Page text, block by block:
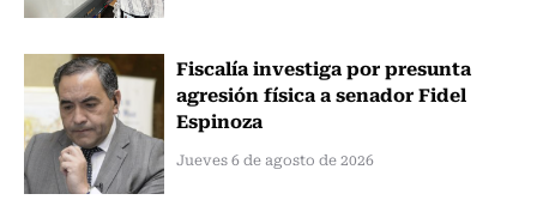
Fiscalía investiga por presunta
agresión física a senador Fidel
Espinoza
Jueves 6 de agosto de 2026